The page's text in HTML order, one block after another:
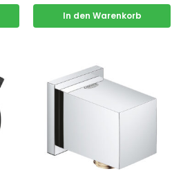
In den Warenkorb